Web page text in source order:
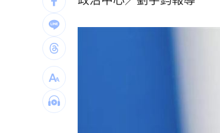
《哈利波特》女星轉戰
逛逢甲偷拍女子 30歲日籍男
姜厚任揭「和女友前夫是好友
挺賴瑞隆 獸醫師、寵物公會